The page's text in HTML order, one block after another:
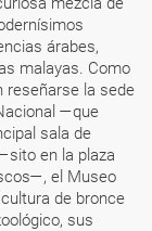
árabes,
malayas. Como
reseñarse la sede
—que
sala de
en la plaza
el Museo
de bronce
sus